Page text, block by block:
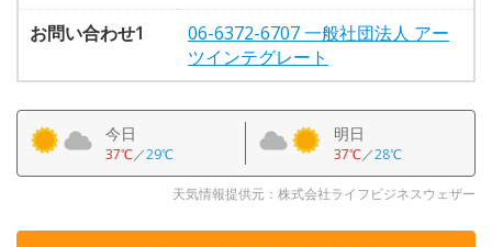
お問い合わせ1
06-6372-6707 一般社団法人 アー
ツインテグレート
今日
37℃／29℃
明日
37℃／28℃
天気情報提供元：株式会社ライフビジネスウェザー